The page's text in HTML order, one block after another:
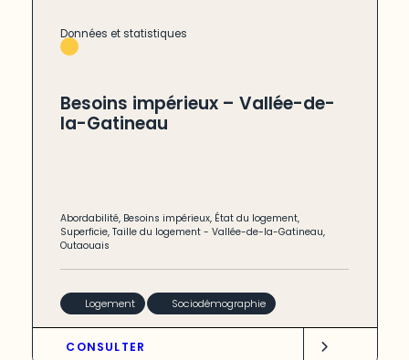
Données et statistiques
Besoins impérieux – Vallée-de-
la-Gatineau
Abordabilité, Besoins impérieux, État du logement,
Superficie,Taille du logement -Vallée-de-la-Gatineau,
Outaouais
Logement Sociodémographie
CONSULTER